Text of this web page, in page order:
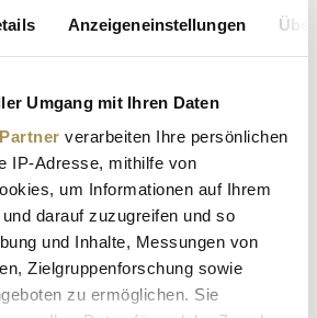
Anzeigeneinstellungen
Umgang mit Ihren Daten
verarbeiten Ihre persönlichen
IP-Adresse, mithilfe von
um Informationen auf Ihrem
darauf zuzugreifen und so
und Inhalte, Messungen von
Zielgruppenforschung sowie
zu ermöglichen. Sie
Die Veranstaltung hat
Treffpunkt für Vordenker aus
Referenten erwartet
Sicherheit debütiert in
ging der Global Security and